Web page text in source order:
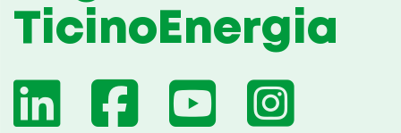
TicinoEnergia